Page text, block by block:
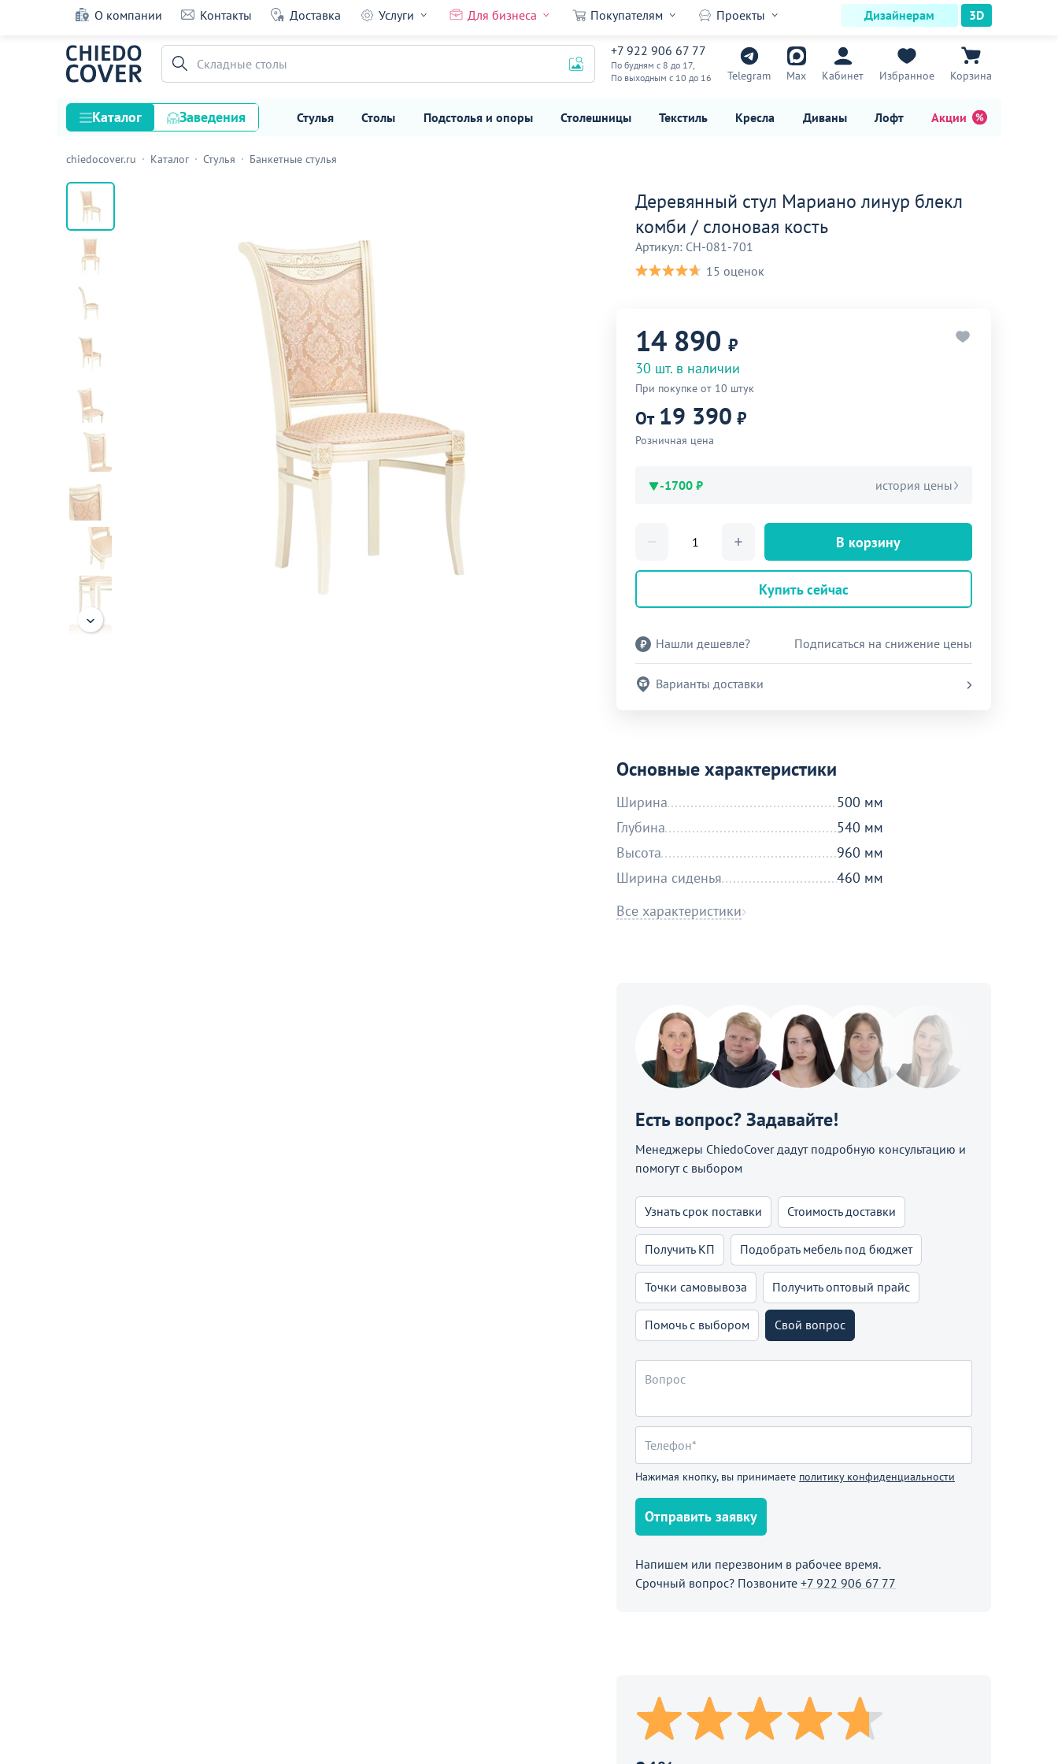
О компании Контакты Доставка Услуги Для бизнеса Покупателям Проекты Дизайнерам 3D
+7 922 906 67 77
По будням с 8 до 17,
По выходным с 10 до 16
Telegram Max Кабинет Избранное Корзина
Офисные стулья
Каталог Заведения Стулья Столы Подстолья и опоры Столешницы Текстиль Кресла Диваны Лофт Акции
Стулья
Столы
Подстолья и опоры
Столешницы
Кресла
Диваны
Лофт
Гостиницы и отели
Мебель для хранения
Комплектующие
Корпусная мебель
Освещение
Оборудование
Для интерьера
Комнаты
Подборки
Деревянный стул Мариано линур блекл комби /
слоновая кость
14 890
chiedocover.ru Каталог Стулья Банкетные стулья
Деревянный стул Мариано линур блекл
комби / слоновая кость
Артикул: CH-081-701
15 оценок
14 890 ₽
30 шт. в наличии
При покупке от 10 штук
От 19 390 ₽
Розничная цена
-1700 ₽ история цены
В корзину
Купить сейчас
Нашли дешевле? Подписаться на снижение цены
Варианты доставки
Основные характеристики
Ширина
500 мм
Глубина
540 мм
Высота
960 мм
Ширина сиденья
460 мм
Все характеристики
Есть вопрос? Задавайте!
Менеджеры ChiedoCover дадут подробную консультацию и
помогут с выбором
Узнать срок поставки Стоимость доставки
Получить КП Подобрать мебель под бюджет
Точки самовывоза Получить оптовый прайс
Помочь с выбором Свой вопрос
Нажимая кнопку, вы принимаете политику конфиденциальности
Отправить заявку
Напишем или перезвоним в рабочее время.
Срочный вопрос? Позвоните +7 922 906 67 77
В корзине
Продолжить покупки